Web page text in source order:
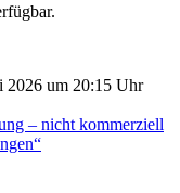
2026 um 20:15 Uhr
– nicht kommerziell